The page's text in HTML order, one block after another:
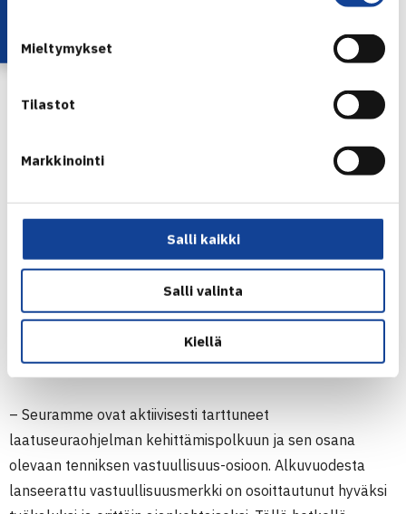
Mieltymykset
Tilastot
Markkinointi
Salli kaikki
Salli valinta
Kiellä
Vastuullisuusmerkin suorittamisen osalta HTK:ssa
nostettiin erityisen hyödyllisinä aihealueina esille hyvä
antidopingin kokonaisuus verkkokoulutuksineen koettiin
kehittämisen jatkumon. Eli vastuullisuusmerkin osa-
alueista käytiin ja käydään jatkuvaa vuorovaikutus- ja
kehityskeskustelua.
Loppuvuoden aikana on useita tennisseuroja
suorittamassa laatuseuraohjelman auditointeja. Yhteensä
laatuseuraohjelmassa on mukana 28 seuraa.
– Seuramme ovat aktiivisesti tarttuneet
laatuseuraohjelman kehittämispolkuun ja sen osana
olevaan tenniksen vastuullisuus-osioon. Alkuvuodesta
lanseerattu vastuullisuusmerkki on osoittautunut hyväksi